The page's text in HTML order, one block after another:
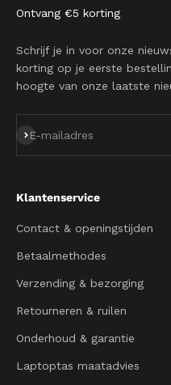
Ontvang €5 korting
Schrijf je in voor onze
korting op je eerste
hoogte van onze laatste
E-mailadres
Abonneren
Klantenservice
Contact & openingstijden
Betaalmethodes
Verzending & bezorging
Retourneren & ruilen
Onderhoud & garantie
Laptoptas maatadvies